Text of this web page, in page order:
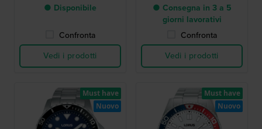
● Disponibile
Confronta
Vedi i prodotti
● Consegna in 3 a 5
giorni lavorativi
Confronta
Vedi i prodotti
Must have
Nuovo
Must have
Nuovo